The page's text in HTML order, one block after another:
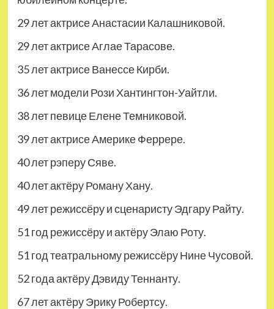
29 лет актрисе Анастасии Калашниковой.
29 лет актрисе Аглае Тарасове.
35 лет актрисе Ванессе Кирби.
36 лет модели Рози Хантингтон-Уайтли.
38 лет певице Елене Темниковой.
39 лет актрисе Америке Феррере.
40 лет рэперу Сяве.
40 лет актёру Роману Хану.
49 лет режиссёру и сценаристу Эдгару Райту.
51 год режиссёру и актёру Элаю Роту.
51 год театральному режиссёру Нине Чусовой.
52 года актёру Дэвиду Теннанту.
67 лет актёру Эрику Робертсу.